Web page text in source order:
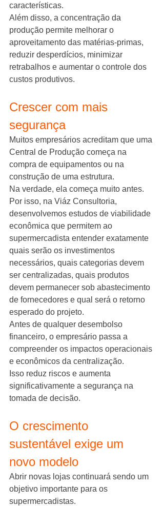
características.
Além disso, a concentração da
produção permite melhorar o
aproveitamento das matérias-primas,
reduzir desperdícios, minimizar
retrabalhos e aumentar o controle dos
custos produtivos.
Crescer com mais
segurança
Muitos empresários acreditam que uma
Central de Produção começa na
compra de equipamentos ou na
construção de uma estrutura.
Na verdade, ela começa muito antes.
Por isso, na Viáz Consultoria,
desenvolvemos estudos de viabilidade
econômica que permitem ao
supermercadista entender exatamente
quais serão os investimentos
necessários, quais categorias devem
ser centralizadas, quais produtos
devem permanecer sob abastecimento
de fornecedores e qual será o retorno
esperado do projeto.
Antes de qualquer desembolso
financeiro, o empresário passa a
compreender os impactos operacionais
e econômicos da centralização.
Isso reduz riscos e aumenta
significativamente a segurança na
tomada de decisão.
O crescimento
sustentável exige um
novo modelo
Abrir novas lojas continuará sendo um
objetivo importante para os
supermercadistas.